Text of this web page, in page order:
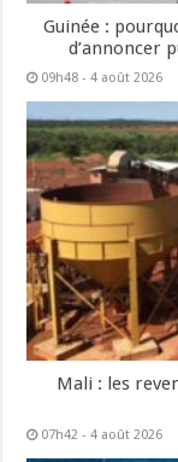
Guinée :
d’annoncer
09h48 - 4 août 2026
Mali : les
07h42 - 4 août 2026